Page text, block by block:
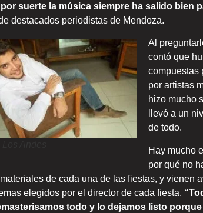
suerte la música siempre ha salido bien
destacados periodistas de Mendoza.
Al
contó que
compuestas
por artistas
hizo mucho
llevó a un
de todo.
Hay mucho
por qué no
de cada una de las fiestas, y vienen
elegidos por el director de cada fiesta.
todo y lo dejamos listo